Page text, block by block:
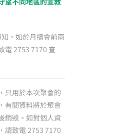
，如於月禱會前兩
電 2753 7170 查
只用於本次聚會的
有關資料將於聚會
銷毀。如對個人資
請致電 2753 7170